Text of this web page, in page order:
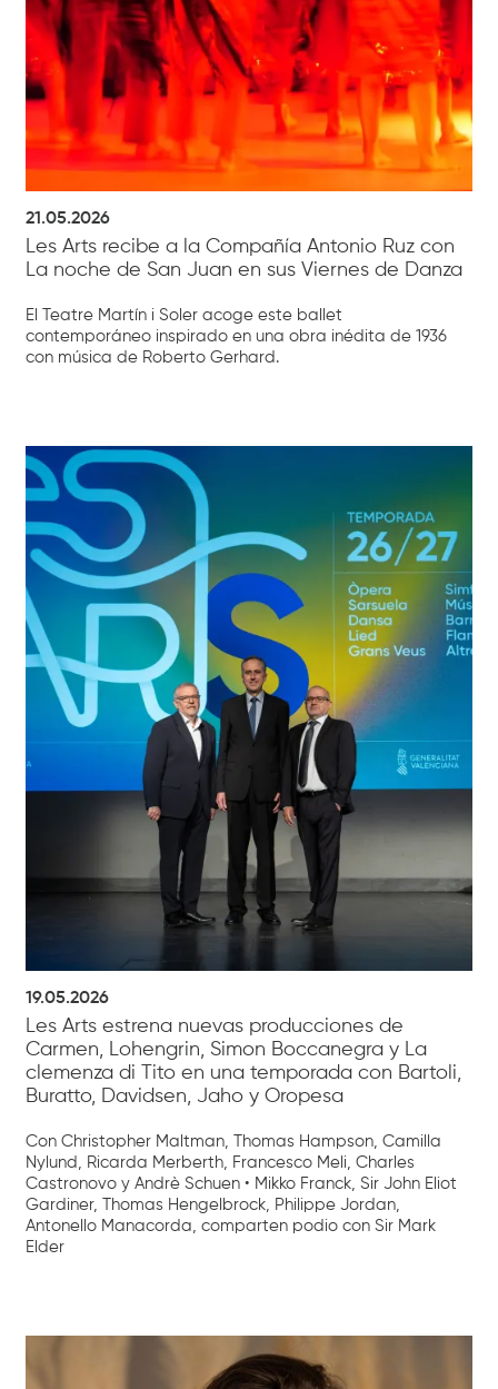
21.05.2026
Les Arts recibe a la Compañía Antonio Ruz con
La noche de San Juan en sus Viernes de Danza
El Teatre Martín i Soler acoge este ballet
contemporáneo inspirado en una obra inédita de 1936
con música de Roberto Gerhard.
19.05.2026
Les Arts estrena nuevas producciones de
Carmen, Lohengrin, Simon Boccanegra y La
clemenza di Tito en una temporada con Bartoli,
Buratto, Davidsen, Jaho y Oropesa
Con Christopher Maltman, Thomas Hampson, Camilla
Nylund, Ricarda Merberth, Francesco Meli, Charles
Castronovo y Andrè Schuen • Mikko Franck, Sir John Eliot
Gardiner, Thomas Hengelbrock, Philippe Jordan,
Antonello Manacorda, comparten podio con Sir Mark
Elder